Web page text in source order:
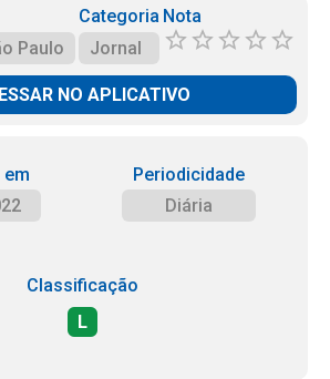
Paulo
Categoria
Jornal
Nota
NO APLICATIVO
em
Periodicidade
Diária
Classificação
L